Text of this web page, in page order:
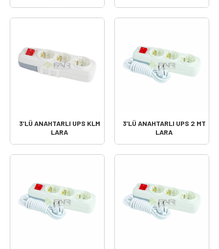
3’LÜ ANAHTARLI UPS KLM
LARA
3’LÜ ANAHTARLI UPS 2 MT
LARA